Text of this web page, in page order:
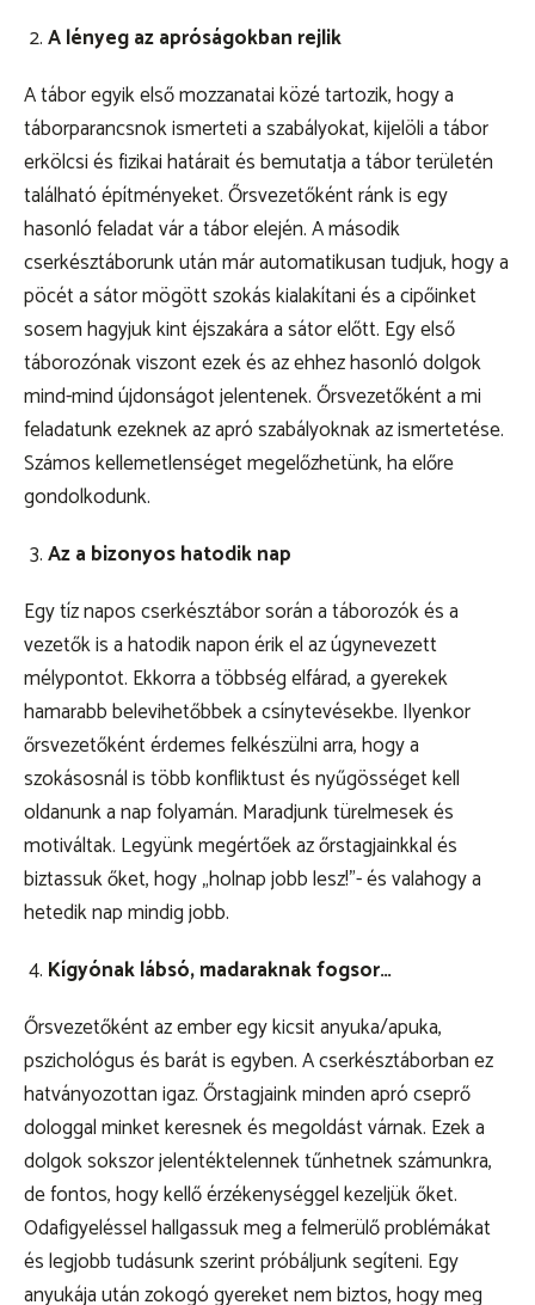
A lényeg az apróságokban rejlik
A tábor egyik első mozzanatai közé tartozik, hogy a
táborparancsnok ismerteti a szabályokat, kijelöli a tábor
erkölcsi és fizikai határait és bemutatja a tábor területén
található építményeket. Őrsvezetőként ránk is egy
hasonló feladat vár a tábor elején. A második
cserkésztáborunk után már automatikusan tudjuk, hogy a
pöcét a sátor mögött szokás kialakítani és a cipőinket
sosem hagyjuk kint éjszakára a sátor előtt. Egy első
táborozónak viszont ezek és az ehhez hasonló dolgok
mind-mind újdonságot jelentenek. Őrsvezetőként a mi
feladatunk ezeknek az apró szabályoknak az ismertetése.
Számos kellemetlenséget megelőzhetünk, ha előre
gondolkodunk.
Az a bizonyos hatodik nap
Egy tíz napos cserkésztábor során a táborozók és a
vezetők is a hatodik napon érik el az úgynevezett
mélypontot. Ekkorra a többség elfárad, a gyerekek
hamarabb belevihetőbbek a csínytevésekbe. Ilyenkor
őrsvezetőként érdemes felkészülni arra, hogy a
szokásosnál is több konfliktust és nyűgösséget kell
oldanunk a nap folyamán. Maradjunk türelmesek és
motiváltak. Legyünk megértőek az őrstagjainkkal és
biztassuk őket, hogy „holnap jobb lesz!”- és valahogy a
hetedik nap mindig jobb.
Kígyónak lábsó, madaraknak fogsor…
Őrsvezetőként az ember egy kicsit anyuka/apuka,
pszichológus és barát is egyben. A cserkésztáborban ez
hatványozottan igaz. Őrstagjaink minden apró cseprő
dologgal minket keresnek és megoldást várnak. Ezek a
dolgok sokszor jelentéktelennek tűnhetnek számunkra,
de fontos, hogy kellő érzékenységgel kezeljük őket.
Odafigyeléssel hallgassuk meg a felmerülő problémákat
és legjobb tudásunk szerint próbáljunk segíteni. Egy
anyukája után zokogó gyereket nem biztos, hogy meg